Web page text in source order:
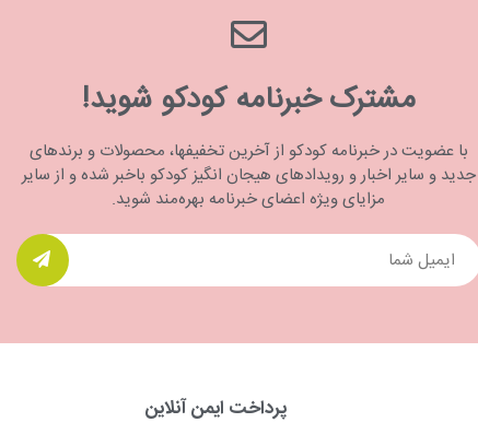
مشترک خبرنامه کودکو شوید!
با عضویت در خبرنامه کودکو از آخرین تخفیفها، محصولات و برندهای
جدید و سایر اخبار و رویدادهای هیجان انگیز کودکو باخبر شده و از سایر
مزایای ویژه اعضای خبرنامه بهره‌مند شوید.
پرداخت ایمن آنلاین